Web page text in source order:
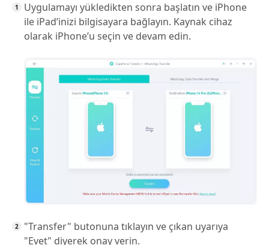
Uygulamayı yükledikten sonra başlatın ve iPhone
ile iPad’inizi bilgisayara bağlayın. Kaynak cihaz
olarak iPhone’u seçin ve devam edin.
"Transfer" butonuna tıklayın ve çıkan uyarıya
"Evet" diyerek onay verin.